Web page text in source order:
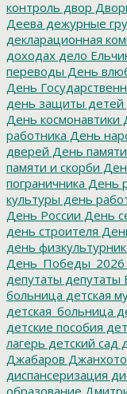
контроль двор
Деева дежурные
декларационная
доходах дело
переводы День
День
день защиты детей
День космонавтики
работника День
дверей День
памяти и скорби
пограничника День
культуры день
День России День
день строителя
день
День_Победы_2026
депутаты депутаты
больница детская
детская_больница
детские пособия
лагерь детский сад
Джабаров
диспансеризация
образование